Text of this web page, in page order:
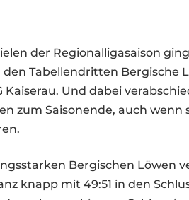
der Regionalligasaison
Tabellendritten Bergische
Kaiserau. Und dabei
zum Saisonende, auch wenn
Bergischen Löwen
knapp mit 49:51 in den